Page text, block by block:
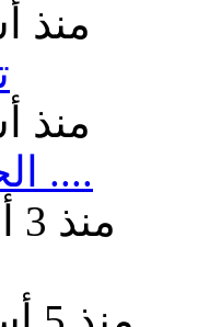
منذ
منذ
الخطوط العربية ....
منذ 3 أسابيع ساعتين